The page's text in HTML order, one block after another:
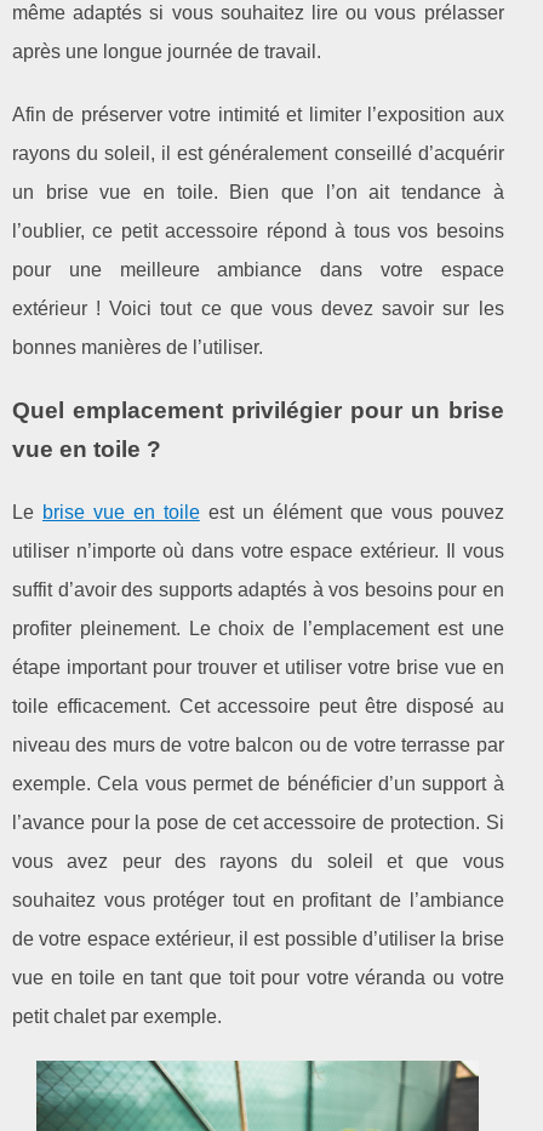
même adaptés si vous souhaitez lire ou vous prélasser
après une longue journée de travail.
Afin de préserver votre intimité et limiter l’exposition aux
rayons du soleil, il est généralement conseillé d’acquérir
un brise vue en toile. Bien que l’on ait tendance à
l’oublier, ce petit accessoire répond à tous vos besoins
pour une meilleure ambiance dans votre espace
extérieur ! Voici tout ce que vous devez savoir sur les
bonnes manières de l’utiliser.
Quel emplacement privilégier pour un brise
vue en toile ?
Le brise vue en toileest un élément que vous pouvez
utiliser n’importe où dans votre espace extérieur. Il vous
suffit d’avoir des supports adaptés à vos besoins pour en
profiter pleinement. Le choix de l’emplacement est une
étape important pour trouver et utiliser votre brise vue en
toile efficacement. Cet accessoire peut être disposé au
niveau des murs de votre balcon ou de votre terrasse par
exemple. Cela vous permet de bénéficier d’un support à
l’avance pour la pose de cet accessoire de protection. Si
vous avez peur des rayons du soleil et que vous
souhaitez vous protéger tout en profitant de l’ambiance
de votre espace extérieur, il est possible d’utiliser la brise
vue en toile en tant que toit pour votre véranda ou votre
petit chalet par exemple.